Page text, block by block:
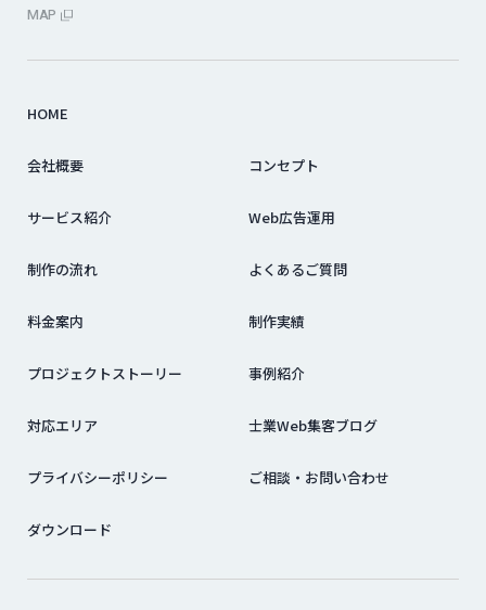
MAP外部サイトにリンクします
HOME
会社概要 コンセプト
サービス紹介 Web広告運用
制作の流れ よくあるご質問
料金案内 制作実績
プロジェクトストーリー 事例紹介
対応エリア 士業Web集客ブログ
プライバシーポリシー ご相談・お問い合わせ
ダウンロード